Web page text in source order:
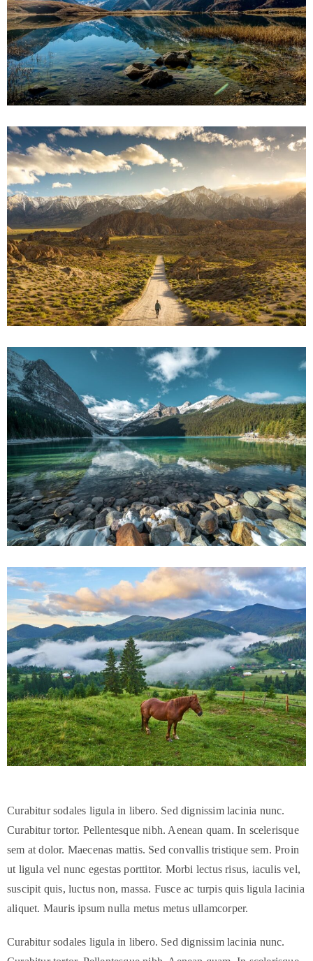
Curabitur sodales ligula in libero. Sed dignissim lacinia nunc.
Curabitur tortor. Pellentesque nibh. Aenean quam. In scelerisque
sem at dolor. Maecenas mattis. Sed convallis tristique sem. Proin
ut ligula vel nunc egestas porttitor. Morbi lectus risus, iaculis vel,
suscipit quis, luctus non, massa. Fusce ac turpis quis ligula lacinia
aliquet. Mauris ipsum nulla metus metus ullamcorper.
Curabitur sodales ligula in libero. Sed dignissim lacinia nunc.